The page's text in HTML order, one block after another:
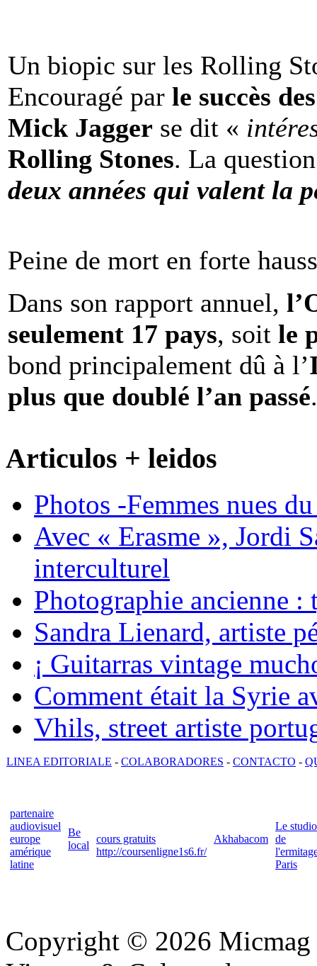
Un biopic sur les Rolling
Encouragé par le succès
Mick Jagger se dit «
Rolling Stones. La
deux années qui valent la
Peine de mort en forte
Dans son rapport annuel,
seulement 17 pays, soit le
bond principalement dû à l’
plus que doublé l’an passé.
Articulos + leidos
Photos -Femmes nues
Avec « Erasme », Jordi
interculturel
Photographie ancienne :
Sandra Lienard, artiste
¡ Guitarras vintage
Comment était la Syrie
Vhils, street artiste
LINEA EDITORIALE - COLABORADORES - CONTACTO -
partenaire
audiovisuel
europe
amérique
latine
Be
local
cours gratuits
http://coursenligne1s6.fr/
Akhabacom
Le studio
de
Paris
Copyright © 2026 Micmag